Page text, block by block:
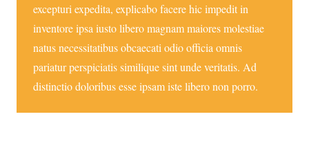
excepturi expedita, explicabo facere hic impedit in
inventore ipsa iusto libero magnam maiores molestiae
natus necessitatibus obcaecati odio officia omnis
pariatur perspiciatis similique sint unde veritatis. Ad
distinctio doloribus esse ipsam iste libero non porro.